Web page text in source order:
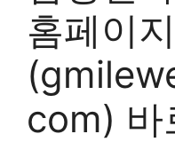
홈페이지
com) 바